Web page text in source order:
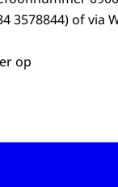
3578844) of via
op